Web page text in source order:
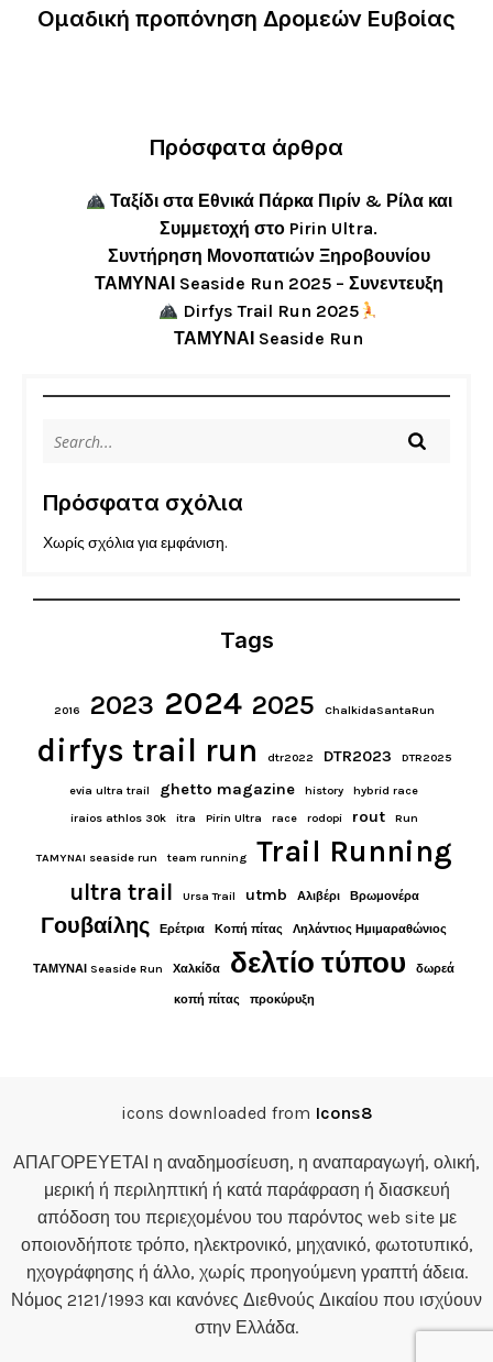
Ομαδική προπόνηση Δρομεών Ευβοίας
Πρόσφατα άρθρα
Ταξίδι στα Εθνικά Πάρκα Πιρίν & Ρίλα και
Συμμετοχή στο Pirin Ultra.
Συντήρηση Μονοπατιών Ξηροβουνίου
ΤΑΜΥΝΑΙ Seaside Run 2025 – Συνεντευξη
Dirfys Trail Run 2025
ΤΑΜΥΝΑΙ Seaside Run
Πρόσφατα σχόλια
Χωρίς σχόλια για εμφάνιση.
Tags
2016 2023 2024 2025 ChalkidaSantaRun
dirfys trail run dtr2022 DTR2023 DTR2025
evia ultra trail ghetto magazine history
hybrid race
iraios athlos 30k
itra Pirin Ultra race rodopi rout Run
TAMYNAI seaside run team running Trail Running
ultra trail Ursa Trail utmb Αλιβέρι Βρωμονέρα
Γουβαίλης Ερέτρια Κοπή πίτας Ληλάντιος Ημιμαραθώνιος
ΤΑΜΥΝΑΙ Seaside Run Χαλκίδα δελτίο τύπου δωρεά
κοπή πίτας προκύρυξη
icons downloaded from Icons8
ΑΠΑΓΟΡΕΥΕΤΑΙ η αναδημοσίευση, η αναπαραγωγή, ολική,
μερική ή περιληπτική ή κατά παράφραση ή διασκευή
απόδοση του περιεχομένου του παρόντος web site με
οποιονδήποτε τρόπο, ηλεκτρονικό, μηχανικό, φωτοτυπικό,
ηχογράφησης ή άλλο, χωρίς προηγούμενη γραπτή άδεια.
Νόμος 2121/1993 και κανόνες Διεθνούς Δικαίου που ισχύουν
στην Ελλάδα.